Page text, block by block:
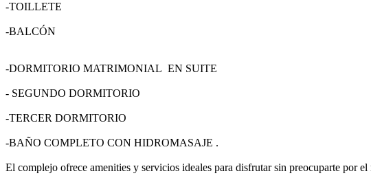
-TOILLETE
-BALCÓN
-DORMITORIO MATRIMONIAL EN SUITE
- SEGUNDO DORMITORIO
-TERCER DORMITORIO
-BAÑO COMPLETO CON HIDROMASAJE .
El complejo ofrece amenities y servicios ideales para disfrutar sin preocuparte por